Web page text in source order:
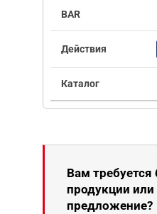
Вам
продукции
предложение?